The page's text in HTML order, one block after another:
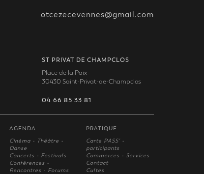
otcezecevennes@gmail.com
ST PRIVAT DE CHAMPCLOS
Place de la Paix
30430 Saint-Privat-de-Champclos
04 66 85 33 81
AGENDA
Cinéma - Théâtre -
Danse
Concerts - Festivals
Conférences -
Rencontres - Forums
PRATIQUE
Carte PASS' -
participants
Commerces - Services
Contact
Cultes